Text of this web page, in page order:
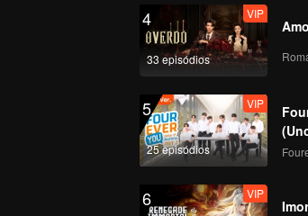
4
33 episódios
VIP
5
25 episódios
VIP
6 VIP